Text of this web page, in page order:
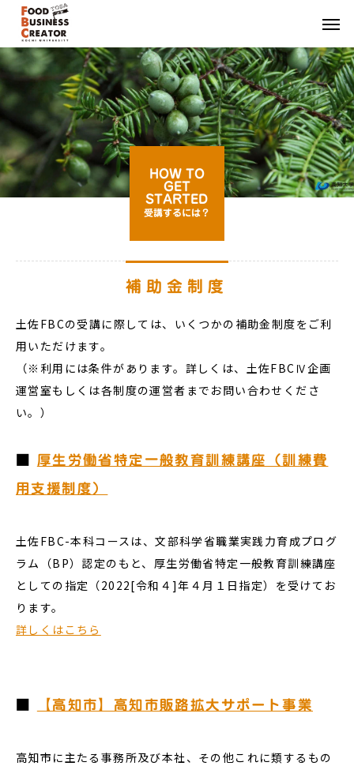
HOW TO
GET
STARTED
受講するには？
補助金制度
土佐FBCの受講に際しては、いくつかの補助金制度をご利
用いただけます。
（※利用には条件があります。詳しくは、土佐FBCⅣ企画
運営室もしくは各制度の運営者までお問い合わせくださ
い。）
厚生労働省特定一般教育訓練講座（訓練費
用支援制度）
土佐FBC-本科コースは、文部科学省職業実践力育成プログ
ラム（BP）認定のもと、厚生労働省特定一般教育訓練講座
としての指定（2022[令和４]年４月１日指定）を受けてお
ります。
詳しくはこちら
【高知市】高知市販路拡大サポート事業
高知市に主たる事務所及び本社、その他これに類するもの